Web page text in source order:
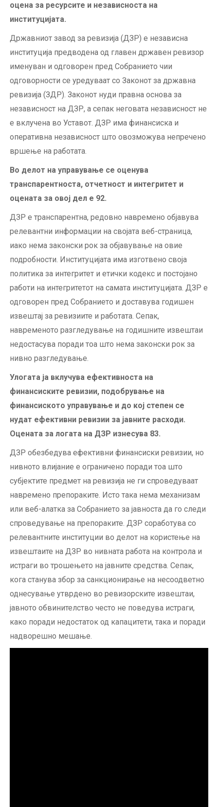
оцена за ресурсите и независноста на
институцијата.
Државниот завод за ревизија (ДЗР) е независна
институција предводена од главен државен ревизор
именуван и одговорен пред Собранието чии
одговорности се уредуваат со Законот за државна
ревизија (ЗДР). Законот нуди правна основа за
независност на ДЗР, а сепак неговата независност не
е вклучена во Уставот. ДЗР има финансиска и
оперативна независност што овозможува непречено
вршење на работата.
Во делот на управување се оценува
транспарентноста, отчетност и интегритет и
оцената за овој дел е 92.
ДЗР е транспарентна, редовно навремено објавува
релевантни информации на својата веб-страница,
иако нема законски рок за објавување на овие
подробности. Институцијата има изготвено своја
политика за интегритет и етички кодекс и постојано
работи на интегритетот на самата институцијата. ДЗР е
одговорен пред Собранието и доставува годишен
извештај за ревизиите и работата. Сепак,
навременото разгледување на годишните извештаи
недостасува поради тоа што нема законски рок за
нивно разгледување.
Улогата ја вклучува ефективноста на
финансиските ревизии, подобрување на
финансиското управување и до кој степен се
нудат ефективни ревизии за јавните расходи.
Оцената за логата на ДЗР изнесува 83.
ДЗР обезбедува ефективни финансиски ревизии, но
нивното влијание е ограничено поради тоа што
субјектите предмет на ревизија не ги спроведуваат
навремено препораките. Исто така нема механизам
или веб-алатка за Собранието за јавноста да го следи
спроведување на препораките. ДЗР соработува со
релевантните институции во делот на користење на
извештаите на ДЗР во нивната работа на контрола и
истраги во трошењето на јавните средства. Сепак,
кога станува збор за санкционирање на несоодветно
однесување утврдено во ревизорските извештаи,
јавното обвинителство често не поведува истраги,
како поради недостаток од капацитети, така и поради
надворешно мешање.